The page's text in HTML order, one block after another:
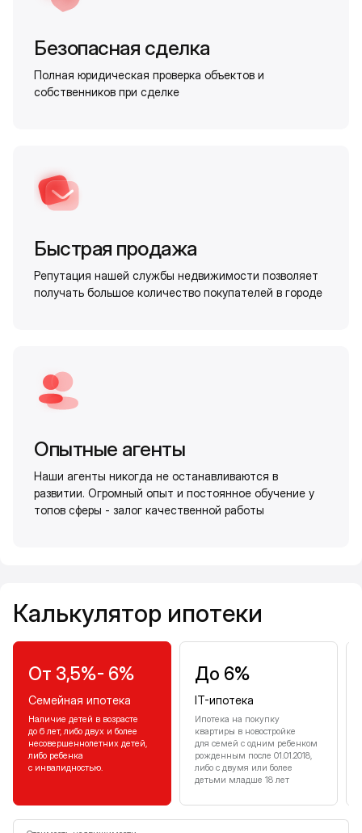
Безопасная сделка
Полная юридическая проверка объектов и
собственников при сделке
Быстрая продажа
Репутация нашей службы недвижимости позволяет
получать большое количество покупателей в городе
Опытные агенты
Наши агенты никогда не останавливаются в
развитии. Огромный опыт и постоянное обучение у
топов сферы - залог качественной работы
Калькулятор ипотеки
От 3,5%- 6%
Семейная ипотека
Наличие детей в возрасте
до 6 лет, либо двух и более
несовершеннолетних детей,
либо ребенка
с инвалидностью.
До 6%
IT-ипотека
Ипотека на покупку
квартиры в новостройке
для семей с одним ребенком
рожденным после 01.01.2018,
либо с двумя или более
детьми младше 18 лет